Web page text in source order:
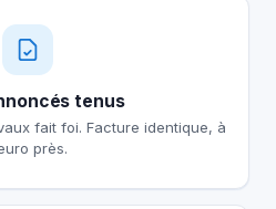
tenus
fait foi. Facture identique, à
près.